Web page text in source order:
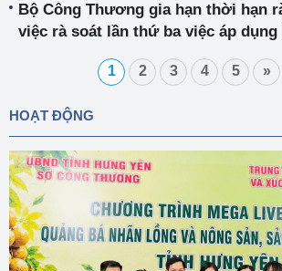
có xuất xứ từ Ma-lai-xi-a, Vương
Cộng hòa nhân dân Trung Hoa (mã
AR01.AD17)
Bộ Công Thương gia hạn thời hạn
việc rà soát lần thứ ba việc áp dụng
chữ H xuất xứ từ Trung Quốc (mã
1 2 3 4 5 »
HOẠT ĐỘNG